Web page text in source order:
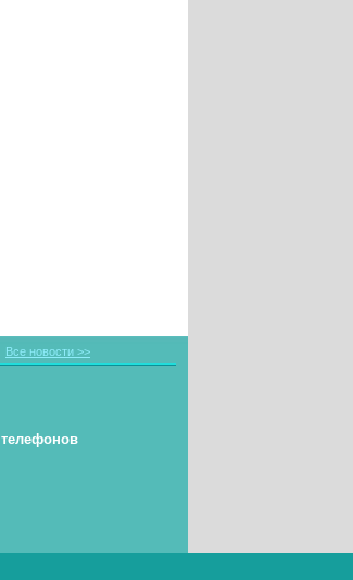
Все новости >>